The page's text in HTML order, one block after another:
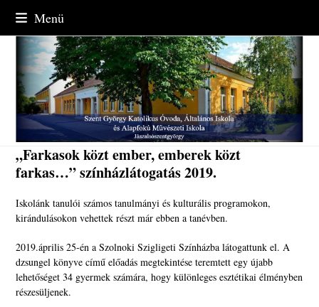
content
Menü
„Farkasok közt ember, emberek közt
farkas…” színházlátogatás 2019.
Iskolánk tanulói számos tanulmányi és kulturális programokon,
kirándulásokon vehettek részt már ebben a tanévben.
2019.április 25-én a Szolnoki Szigligeti Színházba látogattunk el. A
dzsungel könyve című előadás megtekintése teremtett egy újabb
lehetőséget 34 gyermek számára, hogy különleges esztétikai élményben
részesüljenek.